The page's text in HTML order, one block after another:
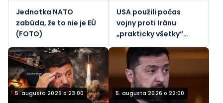
Jednotka NATO
zabúda, že to nie je EÚ
(FOTO)
USA použili počas
vojny proti Iránu
„prakticky všetky“
balistické rakety –
Reuters
5. augusta 2026 o 23:00 5. augusta 2026 o 22:00